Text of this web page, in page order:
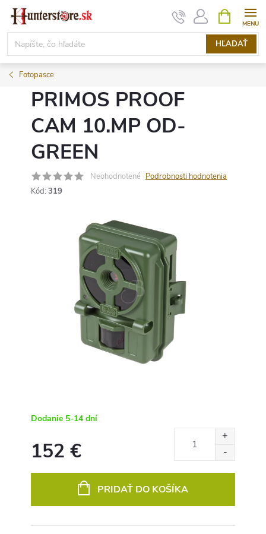
Prejsť
obsah
HĽADAŤ
KOŠÍK
Fotopasce
PRIMOS PROOF
CAM 10.MP OD-
GREEN
Neohodnotené Podrobnosti hodnotenia
Kód: 319
Dodanie 5-14 dní
152 €
PRIDAŤ DO KOŠÍKA